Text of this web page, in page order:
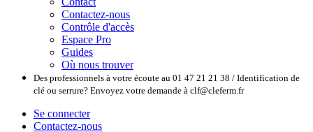
Contactez-nous
Contrôle d'accès
Espace Pro
Guides
Où nous trouver
Des professionnels à votre écoute au 01 47 21 21 38 / Identification de
clé ou serrure? Envoyez votre demande à clf@cleferm.fr
Se connecter
Contactez-nous